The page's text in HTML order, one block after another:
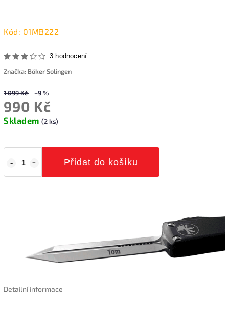
Kód: 01MB222
3 hodnocení
Značka: Böker Solingen
1 099 Kč –9 %
990 Kč
Skladem (2 ks)
Přidat do košíku
Detailní informace